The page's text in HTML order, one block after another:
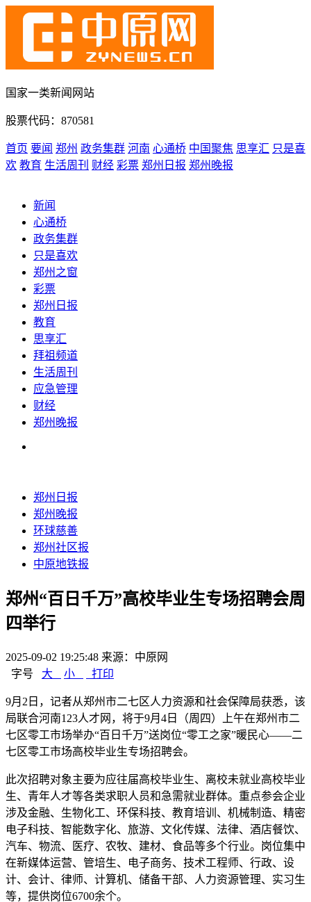
国家一类新闻网站
股票代码：870581
首页 要闻 郑州 政务集群 河南 心通桥 中国聚焦 思享汇 只是喜
欢 教育 生活周刊 财经 彩票 郑州日报 郑州晚报
新闻
心通桥
政务集群
只是喜欢
郑州之窗
彩票
郑州日报
教育
思享汇
拜祖频道
生活周刊
应急管理
财经
郑州晚报
郑州日报
郑州晚报
环球慈善
郑州社区报
中原地铁报
郑州“百日千万”高校毕业生专场招聘会周
四举行
2025-09-02 19:25:48 来源：中原网
字号
大 小 打印
​9月2日，记者从郑州市二七区人力资源和社会保障局获悉，该
局联合河南123人才网，将于9月4日（周四）上午在郑州市二
七区零工市场举办“百日千万”送岗位“零工之家”暖民心——二
七区零工市场高校毕业生专场招聘会。
此次招聘对象主要为应往届高校毕业生、离校未就业高校毕业
生、青年人才等各类求职人员和急需就业群体。重点参会企业
涉及金融、生物化工、环保科技、教育培训、机械制造、精密
电子科技、智能数字化、旅游、文化传媒、法律、酒店餐饮、
汽车、物流、医疗、农牧、建材、食品等多个行业。岗位集中
在新媒体运营、管培生、电子商务、技术工程师、行政、设
计、会计、律师、计算机、储备干部、人力资源管理、实习生
等，提供岗位6700余个。